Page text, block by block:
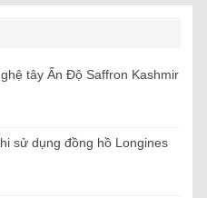
tây Ấn Độ Saffron Kashmir
sử dụng đồng hồ Longines